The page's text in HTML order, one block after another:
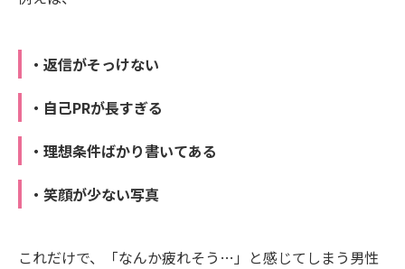
・返信がそっけない
・自己PRが長すぎる
・理想条件ばかり書いてある
・笑顔が少ない写真
これだけで、「なんか疲れそう…」と感じてしまう男性